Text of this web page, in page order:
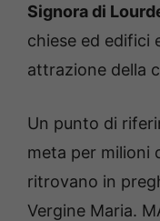
Signora di
chiese ed edifici
attrazione della
Un punto di
meta per milioni
ritrovano in
Vergine Maria.